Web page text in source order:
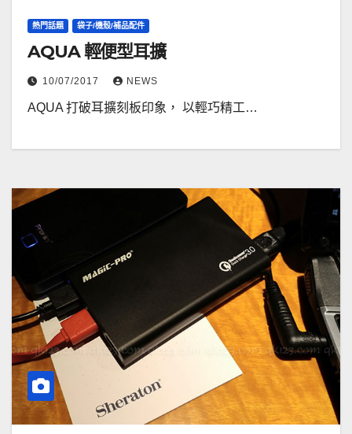
熱門話題 袋子/機殼/補品配件
AQUA 輕便型耳擴
10/07/2017 NEWS
AQUA 打破耳擴刻板印象， 以輕巧精工…